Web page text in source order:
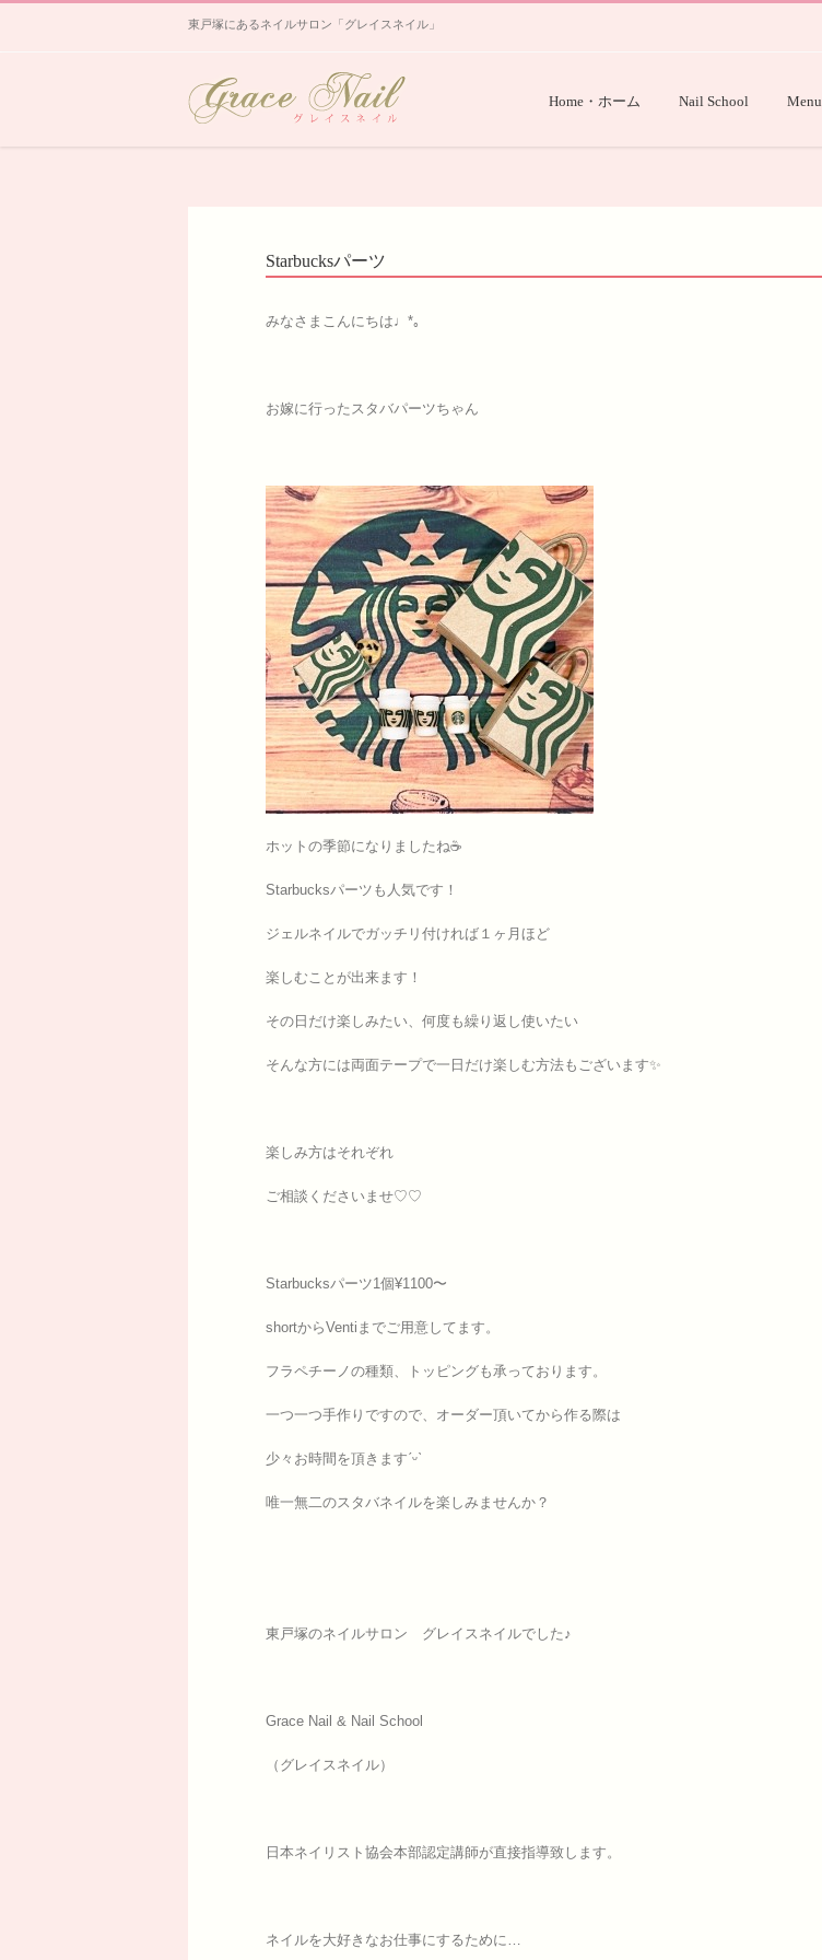
東戸塚にあるネイルサロン「グレイスネイル」
Home・ホーム Nail School
Starbucksパーツ
みなさまこんにちは♩*｡
お嫁に行ったスタバパーツちゃん
ホットの季節になりましたね☕️
Starbucksパーツも人気です！
ジェルネイルでガッチリ付ければ１ヶ月ほど
楽しむことが出来ます！
その日だけ楽しみたい、何度も繰り返し使いたい
そんな方には両面テープで一日だけ楽しむ方法もございます✨
楽しみ方はそれぞれ
ご相談くださいませ♡♡
Starbucksパーツ1個¥1100〜
shortからVentiまでご用意してます。
フラペチーノの種類、トッピングも承っております。
一つ一つ手作りですので、オーダー頂いてから作る際は
少々お時間を頂きますˊᵕˋ
唯一無二のスタバネイルを楽しみませんか？
東戸塚のネイルサロン グレイスネイルでした♪
Grace Nail & Nail School
（グレイスネイル）
日本ネイリスト協会本部認定講師が直接指導致します。
ネイルを大好きなお仕事にするために…